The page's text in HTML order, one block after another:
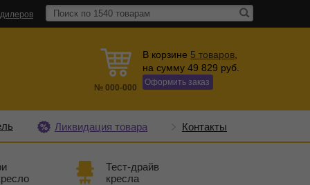
№ 000-000
В корзине 5 товаров
на сумму 49 829 руб.
Оформить заказ
Ликвидация товара Контакты
Тест-драйв
кресла